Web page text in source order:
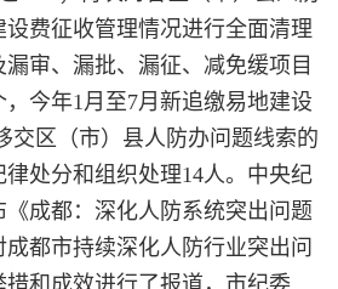
旅
设费征收管理情况进行全面清理
审、漏批、漏征、减免缓项目
，今年1月至7月新追缴易地建设
交区（市）县人防办问题线索的
处分和组织处理14人。中央纪
成都：深化人防系统突出问题
成都市持续深化人防行业突出问
和成效进行了报道，市纪委